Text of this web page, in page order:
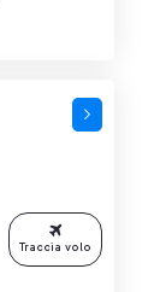
Traccia volo